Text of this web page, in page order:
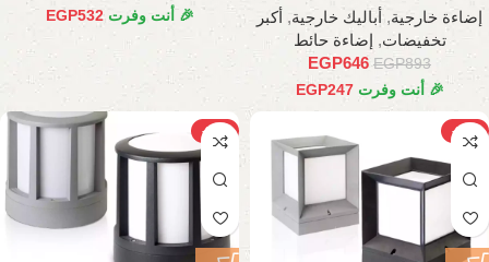
إضاءة خارجية, أباليك خارجية, أكبر
تخفيضات, إضاءة حائط
EGP893
EGP646
🎉 أنت وفرت EGP247
🎉 أنت وفرت EGP532
-29%
-29%